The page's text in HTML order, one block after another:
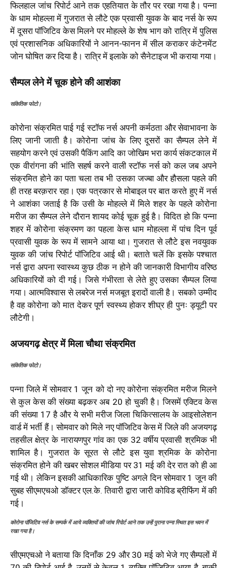
फिलहाल जांच रिपोर्ट आने तक एहतियात के तौर पर रखा गया है। पन्ना
के धाम मोहल्ला में गुजरात से लौटे एक प्रवासी युवक के बाद नर्स के रूप
में दूसरा पॉजिटिव केस मिलने पर मोहल्ले के शेष भाग को रात्रि में पुलिस
एवं प्रशासनिक अधिकारियों ने आनन-फानन में सील कराकर कंटेनमेंट
जोन घोषित कर दिया है। रात्रि में इलाके को सैनेटाइज भी कराया गया।
सैम्पल लेने में चूक होने की आशंका
सांकेतिक फोटो।
कोरोना संक्रमित पाई गई स्टॉफ नर्स अपनी कर्मठता और सेवाभावना के
लिए जानी जाती है। कोरोना जांच के लिए दूसरों का सैम्पल लेने में
सहयोग करने एवं उसकी पैकिंग आदि का जोखिम भरा कार्य संकटकाल में
एक वीरांगना की भांति सहर्ष करने वाली स्टॉफ नर्स को कल जब अपने
संक्रमित होने का पता चला तब भी उसका जज्बा और हौसला पहले की
ही तरह बरक़रार रहा। एक पत्रकार से मोबाइल पर बात करते हुए में नर्स
ने आशंका जताई है कि उसी के मोहल्ले में मिले शहर के पहले कोरोना
मरीज का सैम्पल लेने दौरान शायद कोई चूक हुई है। विदित हो कि पन्ना
शहर में कोरोना संक्रमण का पहला केस धाम मोहल्ला में पांच दिन पूर्व
प्रवासी युवक के रूप में सामने आया था। गुजरात से लौटे इस नवयुवक
युवक की जांच रिपोर्ट पॉजिटिव आई थी। बताते चलें कि इसके पश्चात
नर्स द्वारा अपना स्वास्थ्य कुछ ठीक न होने की जानकारी विभागीय वरिष्ठ
अधिकारियों को दी गई। जिसे गंभीरता से लेते हुए उसका सैम्पल लिया
गया। आत्मविश्वास से लबरेज नर्स मजबूत इरादों वाली है। सबको उम्मीद
है वह कोरोना को मात देकर पूर्ण स्वस्थ्य होकर शीघ्र ही पुनः ड्यूटी पर
लौटेगी।
अजयगढ़ क्षेत्र में मिला चौथा संक्रमित
सांकेतिक फोटो।
पन्ना जिले में सोमवार 1 जून को दो नए कोरोना संक्रमित मरीज मिलने
से कुल केस की संख्या बढ़कर अब 20 हो चुकी है। जिसमें एक्टिव केस
की संख्या 17 है और ये सभी मरीज जिला चिकित्सालय के आइसोलेशन
वार्ड में भर्ती हैं। सोमवार को मिले नए पॉजिटिव केस में जिले की अजयगढ़
तहसील क्षेत्र के नारायणपुर गांव का एक 32 वर्षीय प्रवासी श्रमिक भी
शामिल है। गुजरात के सूरत से लौटे इस युवा श्रमिक के कोरोना
संक्रमित होने की खबर सोशल मीडिया पर 31 मई की देर रात को ही आ
गई थी। लेकिन इसकी आधिकारिक पुष्टि अगले दिन सोमवार 1 जून की
सुबह सीएमएचओ डॉक्टर एल.के. तिवारी द्वारा जारी कोविड ब्रीफिंग में की
गई।
कोरोना पॉजिटिव नर्स के सम्पर्क में आये व्यक्तियों की जांच रिपोर्ट आने तक उन्हें पुराना पन्ना स्थित इस भवन में
रखा गया है।
सीएमएचओ ने बताया कि दिनाँक 29 और 30 मई को भेजे गए सैम्पलों में